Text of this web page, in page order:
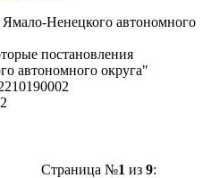
Ненецкого автономного
постановления
автономного округа"
Страница №1 из 9: